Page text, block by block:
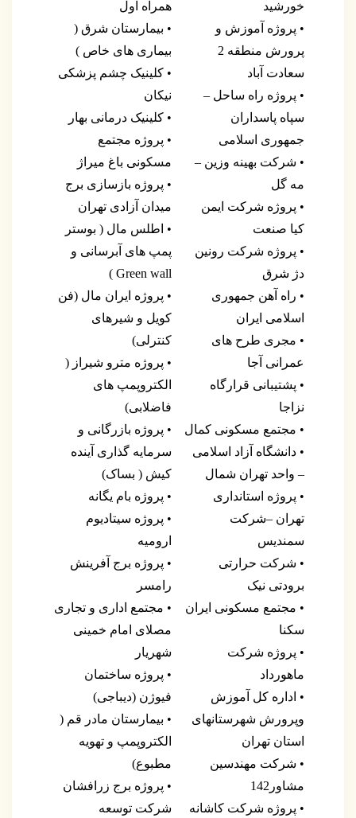
خورشید
• پروژه آموزش و
پرورش منطقه 2
سعادت آباد
• پروژه راه ساحل –
سپاه پاسداران
جمهوری اسلامی
• شرکت بهینه وزین –
مه گل
• پروژه شرکت ایمن
کیا صنعت
• پروژه شرکت رونین
دژ شرق
• راه آهن جمهوری
اسلامی ایران
• مجری طرح های
عمرانی آجا
• پشتیبانی قرارگاه
نزاجا
• مجتمع مسکونی کمال
• دانشگاه آزاد اسلامی
– واحد تهران شمال
• پروژه استانداری
تهران –شرکت
سمندیس
• شرکت حرارتی
برودتی نیک
• مجتمع مسکونی ایران
سکنا
• پروژه شرکت
ماهورداد
• اداره کل آموزش
وپرورش شهرستانهای
استان تهران
• شرکت مهندسین
مشاور142
• پروژه شرکت کاشانه
همراه اول
• بیمارستان شرق (
بیماری های خاص )
• کلینیک چشم پزشکی
نیکان
• کلینیک درمانی بهار
• پروژه مجتمع
مسکونی باغ میراژ
• پروژه بازسازی برج
میدان آزادی تهران
• اطلس مال ( بوستر
پمپ های آبرسانی و
Green wall )
• پروژه ایران مال (فن
کویل و شیرهای
کنترلی)
• پروژه مترو شیراز (
الکتروپمپ های
فاضلابی)
• پروژه بازرگانی و
سرمایه گذاری آینده
کیش ( بساک)
• پروژه بام یگانه
• پروژه سیتادیوم
ارومیه
• پروژه برج آفرینش
رامسر
• مجتمع اداری و تجاری
مصلای امام خمینی
شهریار
• پروژه ساختمان
فیوژن (دیباجی)
• بیمارستان مادر قم (
الکتروپمپ و تهویه
مطبوع)
• پروژه برج زرافشان
شرکت توسعه